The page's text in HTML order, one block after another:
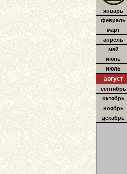
январь
февраль
март
апрель
май
июнь
июль
август
сентябрь
октябрь
ноябрь
декабрь